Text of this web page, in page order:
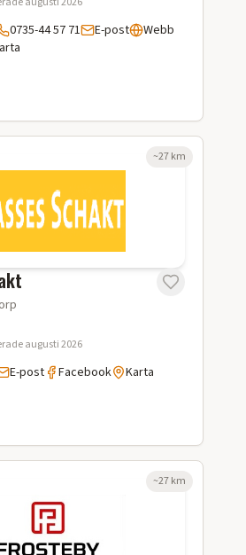
0735-44 57 71 E-post
Webb
augusti 2026
E-post Facebook Karta
~27km
~27km